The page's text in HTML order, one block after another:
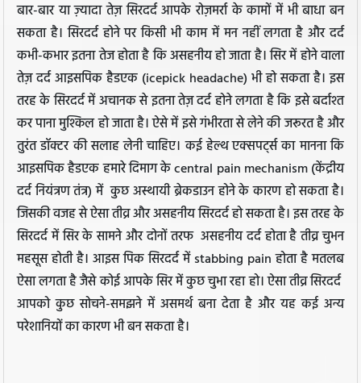
बार-बार या ज़्यादा तेज़ सिरदर्द आपके रोज़मर्रा के कामों में भी बाधा बन
सकता है। सिरदर्द होने पर किसी भी काम में मन नहीं लगता है और दर्द
कभी-कभार इतना तेज होता है कि असहनीय हो जाता है। सिर में होने वाला
तेज़ दर्द आइसपिक हैडएक (icepick headache) भी हो सकता है। इस
तरह के सिरदर्द में अचानक से इतना तेज़ दर्द होने लगता है कि इसे बर्दाश्त
कर पाना मुश्किल हो जाता है। ऐसे में इसे गंभीरता से लेने की जरूरत है और
तुरंत डॉक्टर की सलाह लेनी चाहिए। कई हेल्थ एक्सपर्ट्स का मानना कि
आइसपिक हैडएक हमारे दिमाग के central pain mechanism (केंद्रीय
दर्द नियंत्रण तंत्र) में कुछ अस्थायी ब्रेकडाउन होने के कारण हो सकता है।
जिसकी वजह से ऐसा तीव्र और असहनीय सिरदर्द हो सकता है। इस तरह के
सिरदर्द में सिर के सामने और दोनों तरफ असहनीय दर्द होता है तीव्र चुभन
महसूस होती है। आइस पिक सिरदर्द में stabbing pain होता है मतलब
ऐसा लगता है जैसे कोई आपके सिर में कुछ चुभा रहा हो। ऐसा तीव्र सिरदर्द
आपको कुछ सोचने-समझने में असमर्थ बना देता है और यह कई अन्य
परेशानियों का कारण भी बन सकता है।